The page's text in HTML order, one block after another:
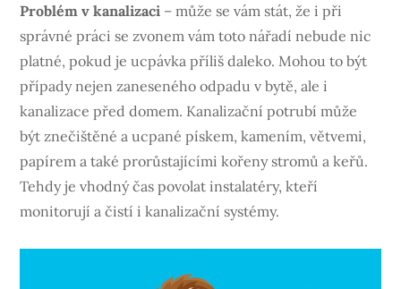
Problém v kanalizaci – může se vám stát, že i při
správné práci se zvonem vám toto nářadí nebude nic
platné, pokud je ucpávka příliš daleko. Mohou to být
případy nejen zaneseného odpadu v bytě, ale i
kanalizace před domem. Kanalizační potrubí může
být znečištěné a ucpané pískem, kamením, větvemi,
papírem a také prorůstajícími kořeny stromů a keřů.
Tehdy je vhodný čas povolat instalatéry, kteří
monitorují a čistí i kanalizační systémy.